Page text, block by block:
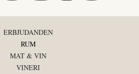
ERBJUDANDEN
RUM
MAT & VIN
VINERI